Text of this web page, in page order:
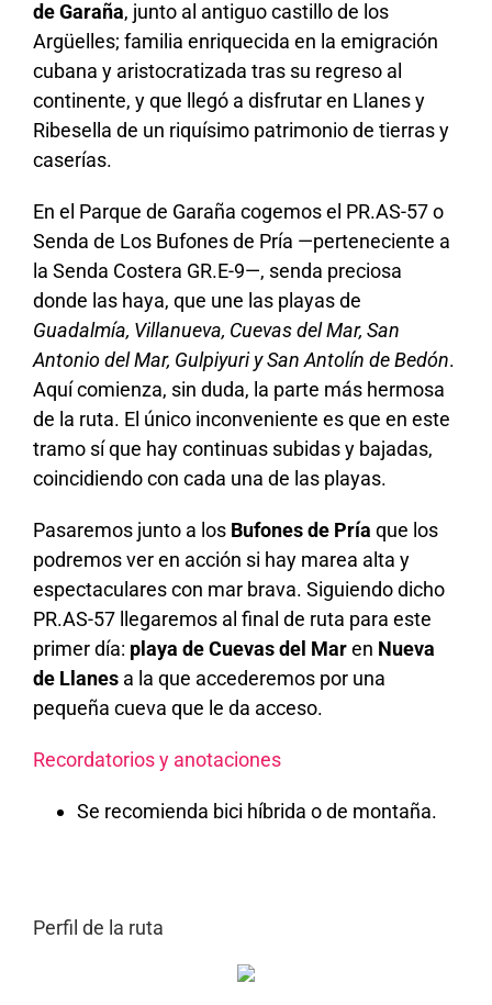
de Garaña, junto al antiguo castillo de los
Argüelles; familia enriquecida en la emigración
cubana y aristocratizada tras su regreso al
continente, y que llegó a disfrutar en Llanes y
Ribesella de un riquísimo patrimonio de tierras y
caserías.
En el Parque de Garaña cogemos el PR.AS-57 o
Senda de Los Bufones de Pría —perteneciente a
la Senda Costera GR.E-9—, senda preciosa
donde las haya, que une las playas de
Guadalmía, Villanueva, Cuevas del Mar, San
Antonio del Mar, Gulpiyuri y San Antolín de Bedón.
Aquí comienza, sin duda, la parte más hermosa
de la ruta. El único inconveniente es que en este
tramo sí que hay continuas subidas y bajadas,
coincidiendo con cada una de las playas.
Pasaremos junto a los Bufones de Pría que los
podremos ver en acción si hay marea alta y
espectaculares con mar brava. Siguiendo dicho
PR.AS-57 llegaremos al final de ruta para este
primer día: playa de Cuevas del Maren Nueva
de Llanes a la que accederemos por una
pequeña cueva que le da acceso.
Recordatorios y anotaciones
Se recomienda bici híbrida o de montaña.
Perfil de la ruta